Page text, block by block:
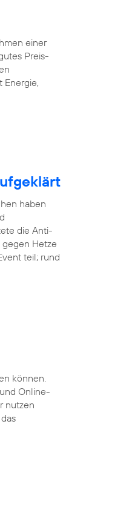
einer
Preis-
Energie,
haben
die Anti-
Hetze
teil; rund
können.
Online-
nutzen